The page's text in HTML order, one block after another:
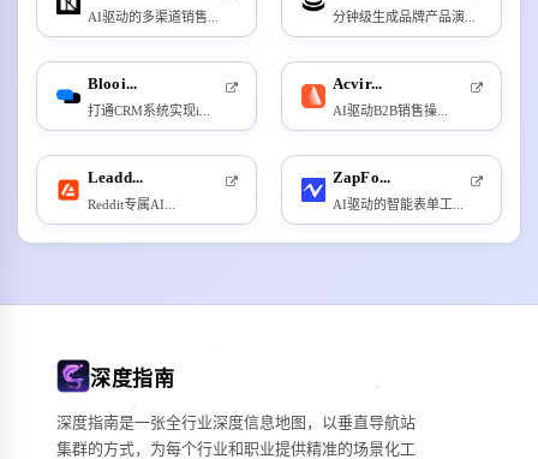
AI驱动的多渠道销售... 分钟级生成品牌产品演...
Blooi...
打通CRM系统实现i...
Acvir...
AI驱动B2B销售操...
Leadd...
Reddit专属AI...
ZapFo...
AI驱动的智能表单工...
深度指南
深度指南是一张全行业深度信息地图，以垂直导航站
集群的方式，为每个行业和职业提供精准的场景化工